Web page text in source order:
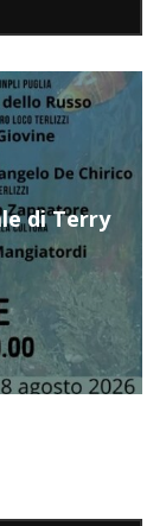
di Terry